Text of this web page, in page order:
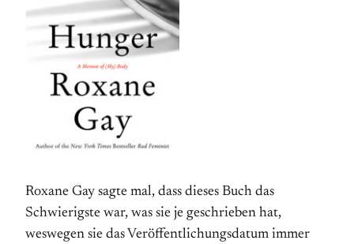
Roxane Gay sagte mal, dass dieses Buch das
Schwierigste war, was sie je geschrieben hat,
weswegen sie das Veröffentlichungs­datum immer